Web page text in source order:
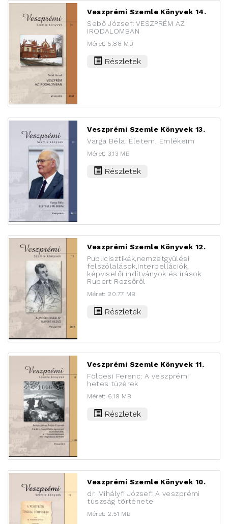
Veszprémi Szemle Könyvek 14.
Sebő József: VESZPRÉM AZ
IRODALOMBAN
Méret: 5.88 MB
Részletek
Veszprémi Szemle Könyvek 13.
Varga Béla: Életem, Emlékeim
Méret: 3.13 MB
Részletek
Veszprémi Szemle Könyvek 12.
Publicisztikák,nemzetgyűlési
felszólalások,interpellációk,
képviselői indítványok és írások
Rupert Rezsőről
Méret: 20.77 MB
Részletek
Veszprémi Szemle Könyvek 11.
Földesi Ferenc: A veszprémi
hetes tüzérek
Méret: 6.19 MB
Részletek
Veszprémi Szemle Könyvek 10.
dr. Mihályfi József: A veszprémi
túszság története
Méret: 2.51 MB